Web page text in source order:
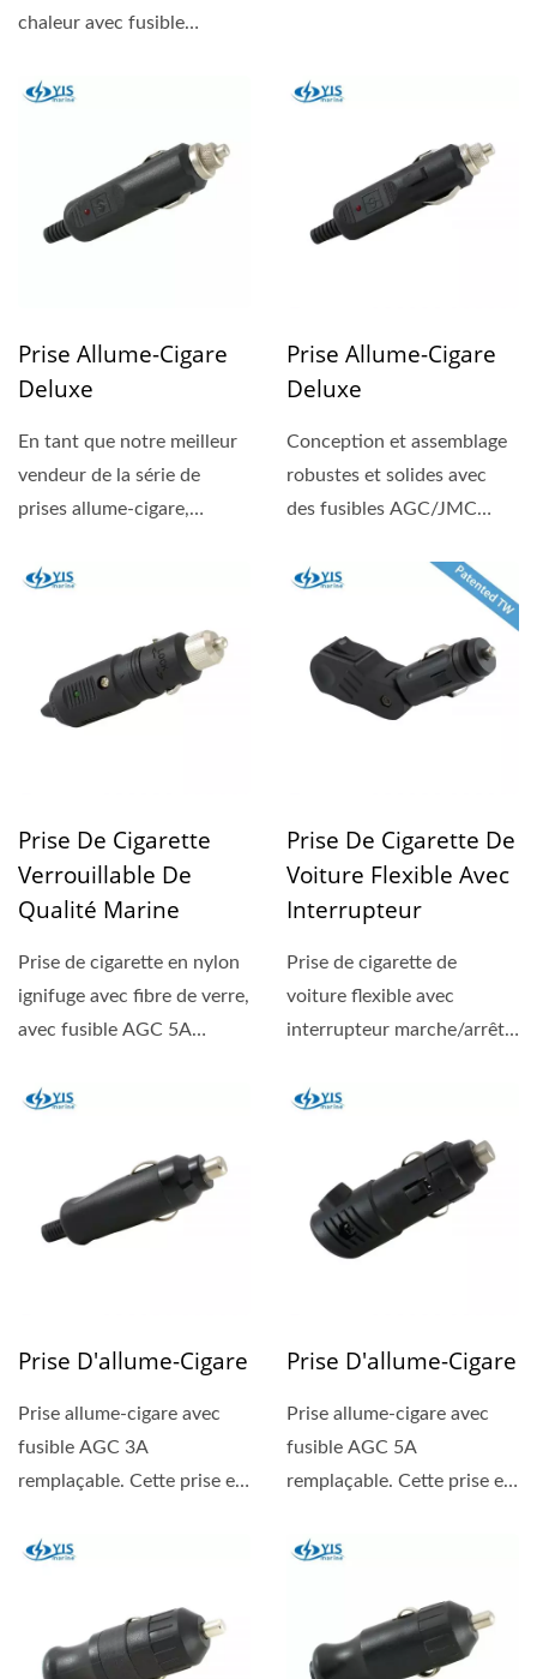
chaleur avec fusible
Prise Allume-Cigare
Deluxe
En tant que notre meilleur
vendeur de la série de
prises allume-cigare,
Prise Allume-Cigare
Deluxe
Conception et assemblage
robustes et solides avec
des fusibles AGC/JMC
Prise De Cigarette
Verrouillable De
Qualité Marine
Prise de cigarette en nylon
ignifuge avec fibre de verre,
avec fusible AGC 5A
Prise De Cigarette De
Voiture Flexible Avec
Interrupteur
Prise de cigarette de
voiture flexible avec
interrupteur marche/arrêt.
compatible...
Prise D'allume-Cigare
Prise allume-cigare avec
fusible AGC 3A
remplaçable. Cette prise est
Ø21,0...
Prise D'allume-Cigare
Prise allume-cigare avec
fusible AGC 5A
remplaçable. Cette prise est
Ø21,0mm....